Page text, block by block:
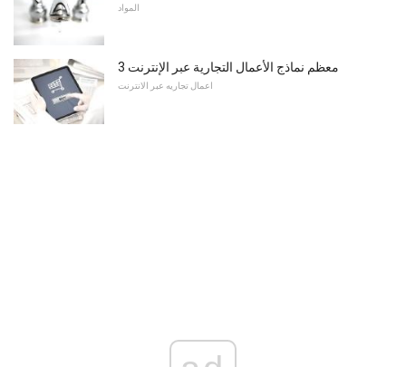
المواد
3 معظم نماذج الأعمال التجارية عبر الإنترنت
اعمال تجاريه عبر الانترنت